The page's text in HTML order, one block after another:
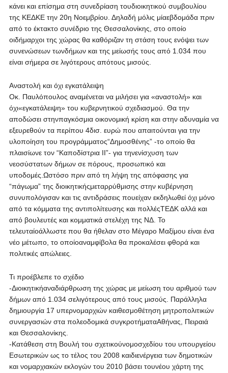
κάνει και επίσημα στη συνεδρίαση τουδιοικητικού συμβουλίου
της ΚΕΔΚΕ την 20η Νοεμβρίου. Δηλαδή μόλις μίαεβδομάδα πριν
από το έκτακτο συνέδριο της Θεσσαλονίκης, στο οποίο
οιδήμαρχοι της χώρας θα καθόριζαν τη στάση τους ενόψει των
συνενώσεων τωνδήμων και της μείωσής τους από 1.034 που
είναι σήμερα σε λιγότερους απότους μισούς.
Αναστολή και όχι εγκατάλειψη
Οκ. Παυλόπουλος αναμένεται να μιλήσει για «αναστολή» και
όχι«εγκατάλειψη» του κυβερνητικού σχεδιασμού. Θα την
αποδώσει στηνπαγκόσμια οικονομική κρίση και στην αδυναμία να
εξευρεθούν τα περίπου 4δισ. ευρώ που απαιτούνται για την
υλοποίηση του προγράμματος“Δημοσθένης” -το οποίο θα
πλαισίωνε τον “Καποδίστρια ΙΙ”- για τηνενίσχυση των
νεοσύστατων δήμων σε πόρους, προσωπικό και
υποδομές.Ωστόσο πριν από τη λήψη της απόφασης για
“πάγωμα” της διοικητικήςμεταρρύθμισης στην κυβέρνηση
συνυπολόγισαν και τις αντιδράσεις πουείχαν εκδηλωθεί όχι μόνο
από τα κόμματα της αντιπολίτευσης και πολλέςΤΕΔΚ αλλά και
από βουλευτές και κομματικά στελέχη της ΝΔ. Το
τελευταίοάλλωστε που θα ήθελαν στο Μέγαρο Μαξίμου είναι ένα
νέο μέτωπο, το οποίοαναμφίβολα θα προκαλέσει φθορά και
πολιτικές απώλειες.
Τι προέβλεπε το σχέδιο
-Διοικητικήαναδιάρθρωση της χώρας με μείωση του αριθμού των
δήμων από 1.034 σελιγότερους από τους μισούς. Παράλληλα
δημιουργία 17 υπερνομαρχιών καιθεσμοθέτηση μητροπολιτικών
συνεργασιών στα πολεοδομικά συγκροτήματαΑθήνας, Πειραιά
και Θεσσαλονίκης.
-Κατάθεση στη Βουλή του σχετικούνομοσχεδίου του υπουργείου
Εσωτερικών ως το τέλος του 2008 καιδιενέργεια των δημοτικών
και νομαρχιακών εκλογών του 2010 βάσει τουνέου χάρτη της